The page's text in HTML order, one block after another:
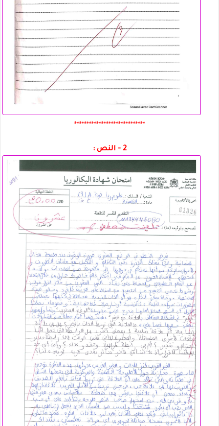
*****************************
2 - النص :